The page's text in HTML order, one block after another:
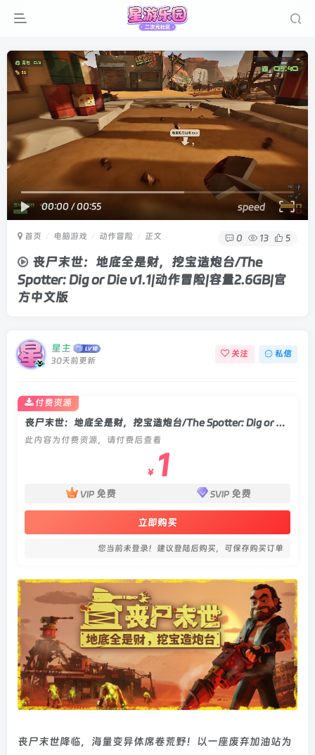
00:00 /00:55 speed
首页 电脑游戏 动作冒险 正文 0 13 5
丧尸末世：地底全是财，挖宝造炮台/The
Spotter: Dig or Die v1.1|动作冒险|容量2.6GB|官
方中文版
星主
30天前更新
关注 私信
丧尸末世：地底全是财，挖宝造炮台/The Spotter: Dig or Die v1.1|动作冒险|容量2.6GB|官方中文版
此内容为付费资源，请付费后查看
￥ 1
VIP 免费 SVIP 免费
立即购买
您当前未登录！建议登陆后购买，可保存购买订单
付费资源
丧尸末世降临，海量变异体席卷荒野！以一座废弃加油站为